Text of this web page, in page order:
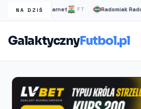
NA DZIŚ
United 2:1 Barnet FT Radomiak Radom
GalaktycznyFutbol.pl